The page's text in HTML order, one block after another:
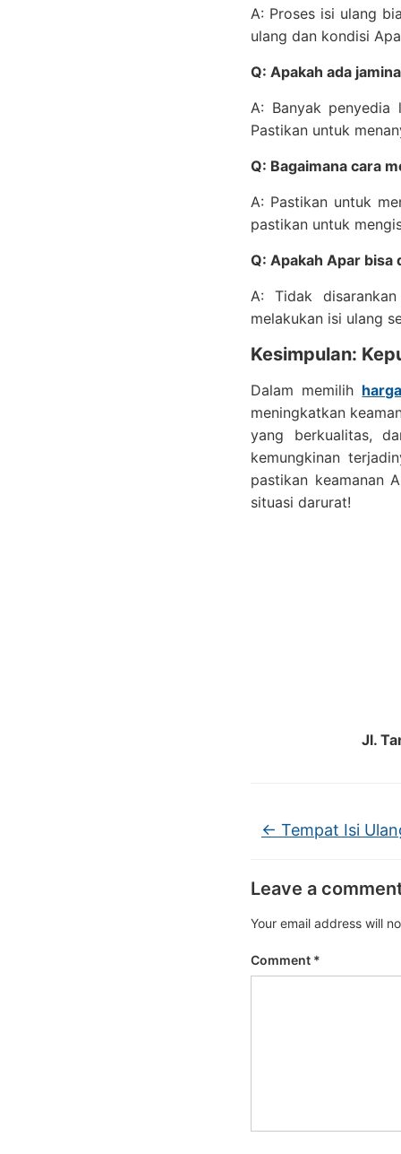
A: Proses isi ulang
ulang dan kondisi
Q: Apakah ada
A: Banyak penyedia
Pastikan untuk
Q: Bagaimana cara
A: Pastikan untuk
pastikan untuk
Q: Apakah Apar bisa
A: Tidak
melakukan isi ulang
Kesimpulan:
Dalam memilih
meningkatkan
yang berkualitas,
kemungkinan
pastikan keamanan
situasi darurat!
Jl.
← Tempat Isi
Leave a
Your email address will
Comment *